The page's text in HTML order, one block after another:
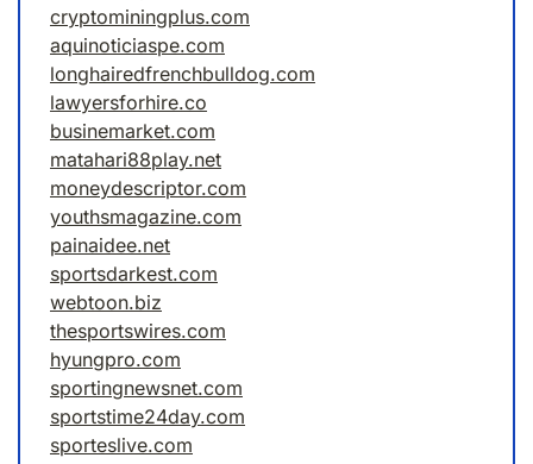
cryptominingplus.com
aquinoticiaspe.com
longhairedfrenchbulldog.com
lawyersforhire.co
businemarket.com
matahari88play.net
moneydescriptor.com
youthsmagazine.com
painaidee.net
sportsdarkest.com
webtoon.biz
thesportswires.com
hyungpro.com
sportingnewsnet.com
sportstime24day.com
sporteslive.com